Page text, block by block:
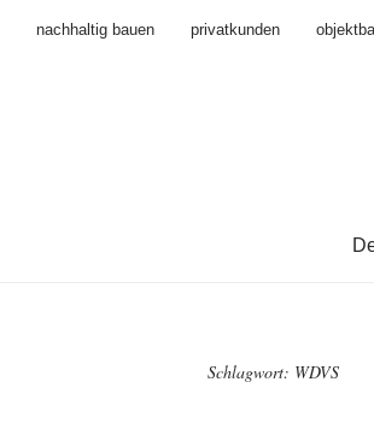
nachhaltig bauen privatkunden
Schlagwort: WDVS